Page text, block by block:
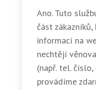
Ano. Tuto
část
informací na
nechtějí
(např. tel.
provádíme